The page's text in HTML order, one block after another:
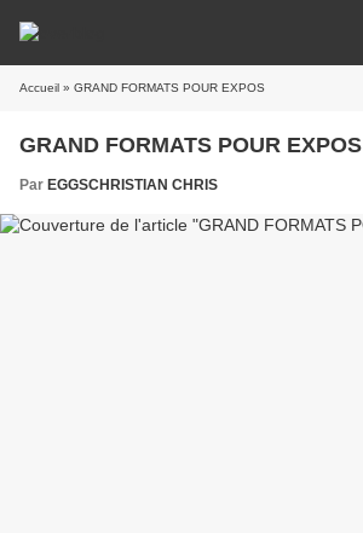
Accueil » GRAND FORMATS POUR EXPOS
GRAND FORMATS POUR EXPOS
Par EGGSCHRISTIAN CHRIS